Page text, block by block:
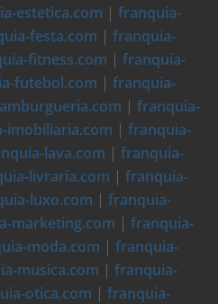
estetica.com | franquia-
festa.com | franquia-
fitness.com | franquia-
futebol.com | franquia-
| franquia-
imobiliaria.com | franquia-
lava.com | franquia-
livraria.com | franquia-
luxo.com | franquia-
marketing.com | franquia-
moda.com | franquia-
musica.com | franquia-
otica.com | franquia-